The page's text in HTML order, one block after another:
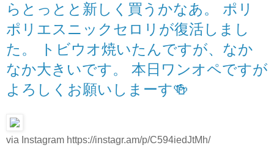
らとっとと新しく買うかなあ。 ポリ
ポリエスニックセロリが復活しまし
た。 トビウオ焼いたんですが、なか
なか大きいです。 本日ワンオペですが
よろしくお願いしまーす🍻
via Instagram https://instagr.am/p/C594iedJtMh/